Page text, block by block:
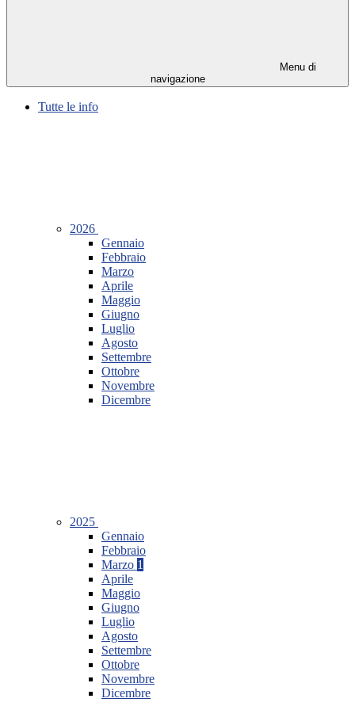
Menu di
navigazione
Tutte le info
2026
Gennaio
Febbraio
Marzo
Aprile
Maggio
Giugno
Luglio
Agosto
Settembre
Ottobre
Novembre
Dicembre
2025
Gennaio
Febbraio
Marzo 1
Aprile
Maggio
Giugno
Luglio
Agosto
Settembre
Ottobre
Novembre
Dicembre